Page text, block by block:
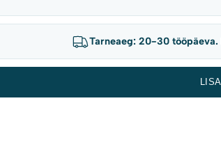
Tarneaeg: 20-30 tööpäeva.